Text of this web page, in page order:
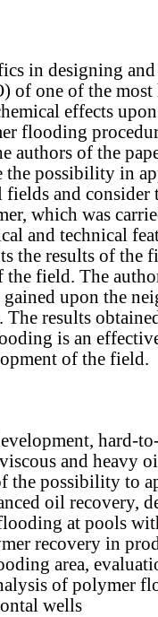
in designing and
of one of the
effects
flooding
authors of the
the possibility in
and consider
which was
and technical
the results of the
field. The
upon the
results
is an
of the field.
hard-
and heavy
the possibility to
oil recovery,
at pools
recovery in
area,
of polymer
wells